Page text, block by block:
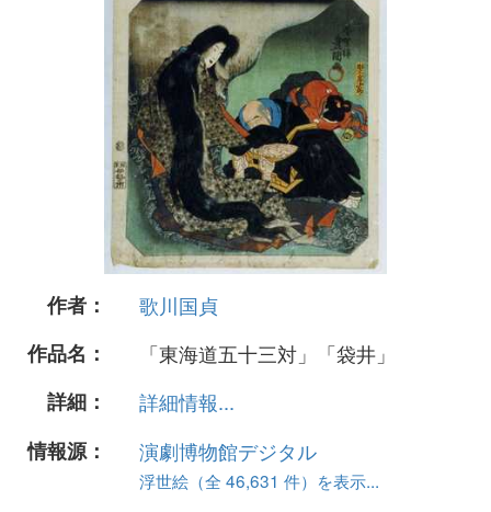
作者：
歌川国貞
作品名：
「東海道五十三対」「袋井」
詳細：
詳細情報...
情報源：
演劇博物館デジタル
浮世絵（全 46,631 件）を表示...